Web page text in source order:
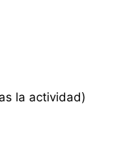
la actividad)